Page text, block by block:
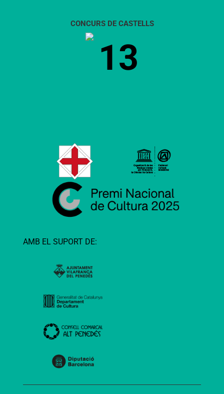
CONCURS DE CASTELLS
13
AMB EL SUPORT DE: